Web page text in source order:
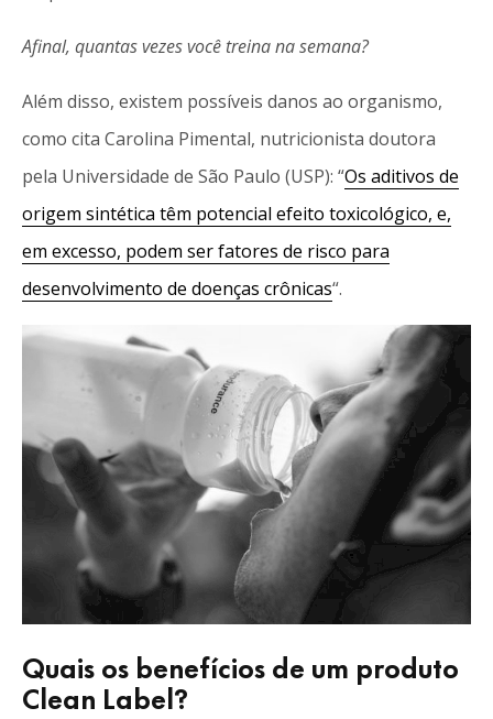
Afinal, quantas vezes você treina na semana?
Além disso, existem possíveis danos ao organismo,
como cita Carolina Pimental, nutricionista doutora
pela Universidade de São Paulo (USP): “Os aditivos de
origem sintética têm potencial efeito toxicológico, e,
em excesso, podem ser fatores de risco para
desenvolvimento de doenças crônicas“.
Quais os benefícios de um produto
Clean Label?